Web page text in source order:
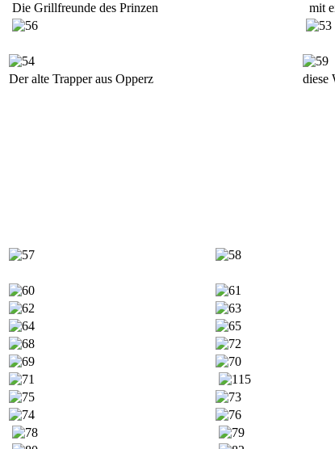
Die Grillfreunde des Prinzen mit
Der alte Trapper aus Opperz diese